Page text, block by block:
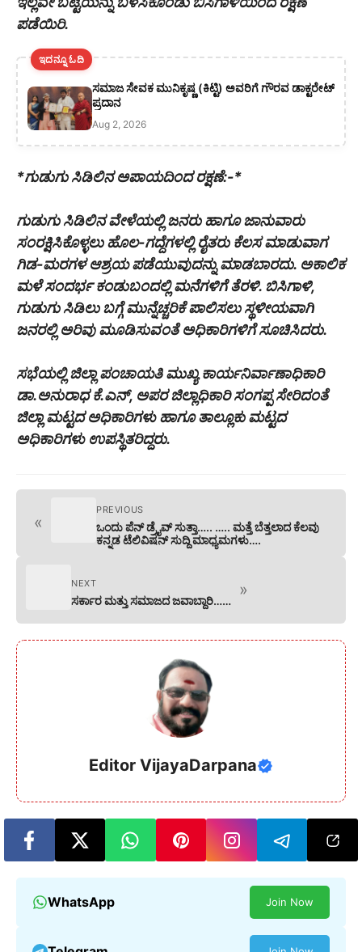
ಪಡೆಯಿರಿ.
ಇದನ್ನೂ ಓದಿ
ಸಮಾಜ ಸೇವಕ ಮುನಿಕೃಷ್ಣ (ಕಿಟ್ಟಿ) ಅವರಿಗೆ ಗೌರವ ಡಾಕ್ಟರೇಟ್
ಪ್ರದಾನ
Aug 2, 2026
*ಗುಡುಗು ಸಿಡಿಲಿನ ಅಪಾಯದಿಂದ ರಕ್ಷಣೆ:-*
ಗುಡುಗು ಸಿಡಿಲಿನ ವೇಳೆಯಲ್ಲಿ ಜನರು ಹಾಗೂ ಜಾನುವಾರು
ಸಂರಕ್ಷಿಸಿಕೊಳ್ಳಲು ಹೊಲ-ಗದ್ದೆಗಳಲ್ಲಿ ರೈತರು ಕೆಲಸ ಮಾಡುವಾಗ
ಗಿಡ-ಮರಗಳ ಆಶ್ರಯ ಪಡೆಯುವುದನ್ನು ಮಾಡಬಾರದು. ಅಕಾಲಿಕ
ಮಳೆ ಸಂದರ್ಭ ಕಂಡುಬಂದಲ್ಲಿ ಮನೆಗಳಿಗೆ ತೆರಳಿ. ಬಿಸಿಗಾಳಿ,
ಗುಡುಗು ಸಿಡಿಲು ಬಗ್ಗೆ ಮುನ್ನೆಚ್ಚರಿಕೆ ಪಾಲಿಸಲು ಸ್ಥಳೀಯವಾಗಿ
ಜನರಲ್ಲಿ ಅರಿವು ಮೂಡಿಸುವಂತೆ ಅಧಿಕಾರಿಗಳಿಗೆ ಸೂಚಿಸಿದರು.
ಸಭೆಯಲ್ಲಿ ಜಿಲ್ಲಾ ಪಂಚಾಯತಿ ಮುಖ್ಯ ಕಾರ್ಯನಿರ್ವಾಣಾಧಿಕಾರಿ
ಡಾ.ಅನುರಾಧ ಕೆ.ಎನ್, ಅಪರ ಜಿಲ್ಲಾಧಿಕಾರಿ ಸಂಗಪ್ಪ ಸೇರಿದಂತೆ
ಜಿಲ್ಲಾ ಮಟ್ಟದ ಅಧಿಕಾರಿಗಳು ಹಾಗೂ ತಾಲ್ಲೂಕು ಮಟ್ಟದ
ಅಧಿಕಾರಿಗಳು ಉಪಸ್ಥಿತರಿದ್ದರು.
«
PREVIOUS
ಒಂದು ಪೆನ್ ಡ್ರೈವ್ ಸುತ್ತಾ….. ….. ಮತ್ತೆ ಬೆತ್ತಲಾದ ಕೆಲವು
ಕನ್ನಡ ಟೆಲಿವಿಷನ್ ಸುದ್ದಿ ಮಾಧ್ಯಮಗಳು….
NEXT
ಸರ್ಕಾರ ಮತ್ತು ಸಮಾಜದ ಜವಾಬ್ದಾರಿ……
»
Editor VijayaDarpana
WhatsApp Join Now